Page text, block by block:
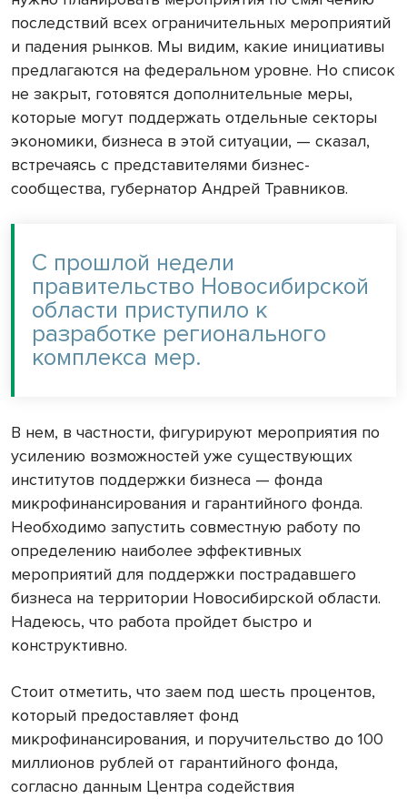
последствий всех ограничительных мероприятий
и падения рынков. Мы видим, какие инициативы
предлагаются на федеральном уровне. Но список
не закрыт, готовятся дополнительные меры,
которые могут поддержать отдельные секторы
экономики, бизнеса в этой ситуации, — сказал,
встречаясь с представителями бизнес-
сообщества, губернатор Андрей Травников.
С прошлой недели
правительство Новосибирской
области приступило к
разработке регионального
комплекса мер.
В нем, в частности, фигурируют мероприятия по
усилению возможностей уже существующих
институтов поддержки бизнеса — фонда
микрофинансирования и гарантийного фонда.
Необходимо запустить совместную работу по
определению наиболее эффективных
мероприятий для поддержки пострадавшего
бизнеса на территории Новосибирской области.
Надеюсь, что работа пройдет быстро и
конструктивно.
Стоит отметить, что заем под шесть процентов,
который предоставляет фонд
микрофинансирования, и поручительство до 100
миллионов рублей от гарантийного фонда,
согласно данным Центра содействия